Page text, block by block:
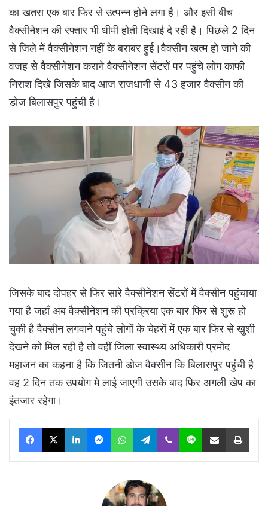
का खतरा एक बार फिर से उत्पन्न होने लगा है। और इसी बीच
वैक्सीनेशन की रफ्तार भी धीमी होती दिखाई दे रही है। पिछले 2 दिन
से जिले में वैक्सीनेशन नहीं के बराबर हुई।वैक्सीन खत्म हो जाने की
वजह से वैक्सीनेशन कराने वैक्सीनेशन सेंटरों पर पहुंचे लोग काफी
निराश दिखे जिसके बाद आज राजधानी से 43 हजार वैक्सीन की
डोज बिलासपुर पहुंची है।
जिसके बाद दोपहर से फिर सारे वैक्सीनेशन सेंटरों में वैक्सीन पहुंचाया
गया है जहाँ अब वैक्सीनेशन की प्रक्रिया एक बार फिर से शुरू हो
चुकी है वैक्सीन लगवाने पहुंचे लोगों के चेहरों में एक बार फिर से खुशी
देखने को मिल रही है तो वहीं जिला स्वास्थ्य अधिकारी प्रमोद
महाजन का कहना है कि जितनी डोज वैक्सीन कि बिलासपुर पहुंची है
वह 2 दिन तक उपयोग मे लाई जाएगी उसके बाद फिर अगली खेप का
इंतजार रहेगा।
Facebook
X LinkedInMessengerWhatsAppTelegram
Viber Line Share via Email Print